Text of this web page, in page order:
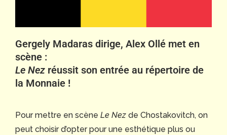
Gergely Madaras dirige, Alex Ollé met en
scène :
Le Nez réussit son entrée au répertoire de
la Monnaie !
Pour mettre en scène Le Nez de Chostakovitch, on
peut choisir d’opter pour une esthétique plus ou